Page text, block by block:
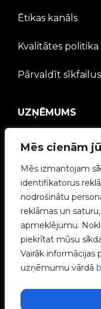
Mēs cienām
Mēs izmantojam
identifikatorus
nodrošinātu
reklāmas un
apmeklējumu.
piekrītat mūsu
Vairāk informācijas
uzņēmumu vārdā
Ētikas kanāls
Kvalitātes politika
Pārvaldīt sīkfailus
UZŅĒMUMS
V2C kopiena
Strādā ar mums
e-Chargers
V2C Power
V2C Cloud